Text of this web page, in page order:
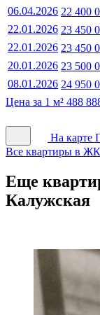
06.04.2026 22 400
22.01.2026 23 450
22.01.2026 23 450
20.01.2026 23 500
08.01.2026 24 950
Цена за 1 м² 488
На карте
Все квартиры в
Еще
Калужская